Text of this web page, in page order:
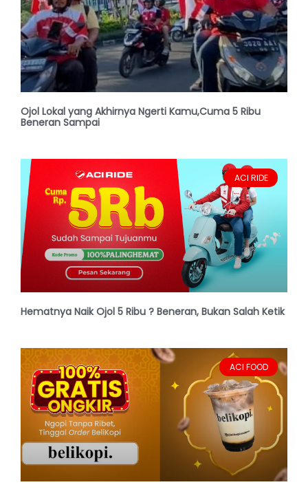
Ojol Lokal yang Akhirnya Ngerti Kamu,Cuma 5 Ribu
Beneran Sampai
ACI RIDE
Hematnya Naik Ojol 5 Ribu ? Beneran, Bukan Salah Ketik
ACI FOOD